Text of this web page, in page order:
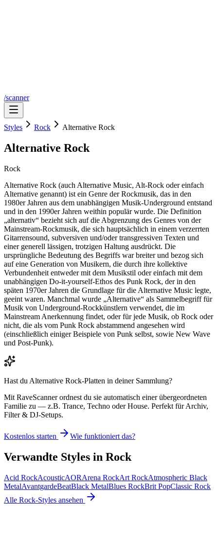
/scanner
Styles Rock Alternative Rock
Alternative Rock
Rock
Alternative Rock (auch Alternative Music, Alt-Rock oder einfach
Alternative genannt) ist ein Genre der Rockmusik, das in den
1980er Jahren aus dem unabhängigen Musik-Underground entstand
und in den 1990er Jahren weithin populär wurde. Die Definition
„alternativ“ bezieht sich auf die Abgrenzung des Genres von der
Mainstream-Rockmusik, die sich hauptsächlich in einem verzerrten
Gitarrensound, subversiven und/oder transgressiven Texten und
einer generell lässigen, trotzigen Haltung ausdrückt. Die
ursprüngliche Bedeutung des Begriffs war breiter und bezog sich
auf eine Generation von Musikern, die durch ihre kollektive
Verbundenheit entweder mit dem Musikstil oder einfach mit dem
unabhängigen Do-it-yourself-Ethos des Punk Rock, der in den
späten 1970er Jahren die Grundlage für die Alternative Music legte,
geeint waren. Manchmal wurde „Alternative“ als Sammelbegriff für
Musik von Underground-Rockkünstlern verwendet, die im
Mainstream Anerkennung findet, oder für jede Musik, ob Rock oder
nicht, die als vom Punk Rock abstammend angesehen wird
(einschließlich einiger Beispiele von Punk selbst, sowie New Wave
und Post-Punk).
Hast du Alternative Rock-Platten in deiner Sammlung?
Mit RaveScanner ordnest du sie automatisch einer übergeordneten
Familie zu — z.B. Trance, Techno oder House. Perfekt für Archiv,
Filter & DJ-Setups.
Kostenlos starten Wie funktioniert das?
Verwandte Styles in Rock
Acid RockAcousticAORArena RockArt RockAtmospheric Black
MetalAvantgardeBeatBlack MetalBlues RockBrit PopClassic Rock
Alle Rock-Styles ansehen